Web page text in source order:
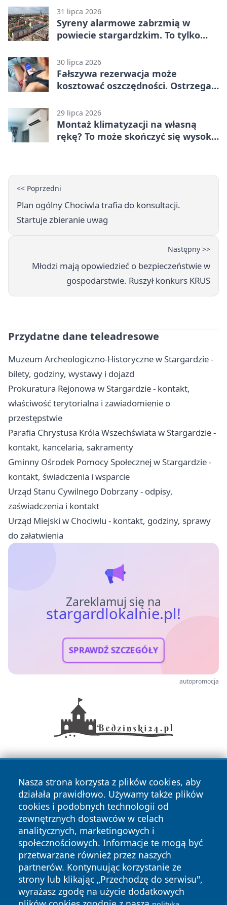
31 lipca 2026
Syreny alarmowe zabrzmią w
powiecie stargardzkim. To tylko
30 lipca 2026
Fałszywa rezerwacja może
kosztować oszczędności. Ostrzega
29 lipca 2026
Montaż klimatyzacji na własną
rękę? To może skończyć się wysoką
<< Poprzedni
Plan ogólny Chociwla trafia do konsultacji.
Startuje zbieranie uwag
Następny >>
Młodzi mają opowiedzieć o bezpieczeństwie w
gospodarstwie. Ruszył konkurs KRUS
Przydatne dane teleadresowe
Muzeum Archeologiczno-Historyczne w Stargardzie -
bilety, godziny, wystawy i dojazd
Prokuratura Rejonowa w Stargardzie - kontakt,
właściwość terytorialna i zawiadomienie o
przestępstwie
Parafia Chrystusa Króla Wszechświata w Stargardzie -
kontakt, kancelaria, sakramenty
Gminny Ośrodek Pomocy Społecznej w Stargardzie -
kontakt, świadczenia i wsparcie
Urząd Stanu Cywilnego Dobrzany - odpisy,
zaświadczenia i kontakt
Urząd Miejski w Chociwlu - kontakt, godziny, sprawy
do załatwienia
Zareklamuj się na
stargardlokalnie.pl!
SPRAWDŹ SZCZEGÓŁY
autopromocja
Nasza strona korzysta z plików cookies, aby
działała prawidłowo. Używamy także plików
cookies i podobnych technologii od
zewnętrznych dostawców w celach
analitycznych, marketingowych i
społecznościowych. Informacje te mogą być
przetwarzane również przez naszych
partnerów. Kontynuując korzystanie ze
strony lub klikając „Przechodzę do serwisu",
wyrażasz zgodę na użycie dodatkowych
Copyright © 2026 stargardlokalnie.pl Wszystkie prawa
zastrzeżone.
News Autorzy
Polityka
Prywatności
Polityka
Cookies